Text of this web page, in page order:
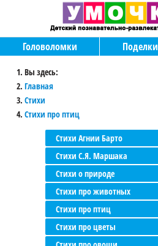
Головоломки Поделки
Вы здесь:
Главная
Стихи
Стихи про птиц
Стихи Агнии Барто
Стихи С.Я. Маршака
Стихи о природе
Стихи про животных
Стихи про птиц
Стихи про цветы